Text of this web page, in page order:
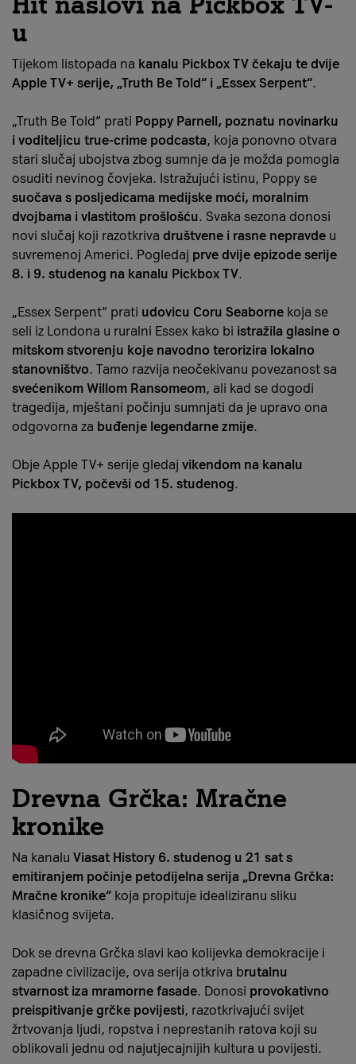
u
Tijekom listopada na kanalu Pickbox TV čekaju te dvije
Apple TV+ serije, „Truth Be Told“ i „Essex Serpent“.
„Truth Be Told“ prati Poppy Parnell, poznatu novinarku
i voditeljicu true-crime podcasta, koja ponovno otvara
stari slučaj ubojstva zbog sumnje da je možda pomogla
osuditi nevinog čovjeka. Istražujući istinu, Poppy se
suočava s posljedicama medijske moći, moralnim
dvojbama i vlastitom prošlošću. Svaka sezona donosi
novi slučaj koji razotkriva društvene i rasne nepravde u
suvremenoj Americi. Pogledaj prve dvije epizode serije
8. i 9. studenog na kanalu Pickbox TV.
„Essex Serpent“ prati udovicu Coru Seaborne koja se
seli iz Londona u ruralni Essex kako bi istražila glasine o
mitskom stvorenju koje navodno terorizira lokalno
stanovništvo. Tamo razvija neočekivanu povezanost sa
svećenikom Willom Ransomeom, ali kad se dogodi
tragedija, mještani počinju sumnjati da je upravo ona
odgovorna za buđenje legendarne zmije.
Obje Apple TV+ serije gledaj vikendom na kanalu
Pickbox TV, počevši od 15. studenog.
Drevna Grčka: Mračne
kronike
Na kanalu Viasat History 6. studenog u 21 sat s
emitiranjem počinje petodijelna serija „Drevna Grčka:
Mračne kronike“ koja propituje idealiziranu sliku
klasičnog svijeta.
Dok se drevna Grčka slavi kao kolijevka demokracije i
zapadne civilizacije, ova serija otkriva brutalnu
stvarnost iza mramorne fasade. Donosi provokativno
preispitivanje grčke povijesti, razotkrivajući svijet
žrtvovanja ljudi, ropstva i neprestanih ratova koji su
oblikovali jednu od najutjecajnijih kultura u povijesti.